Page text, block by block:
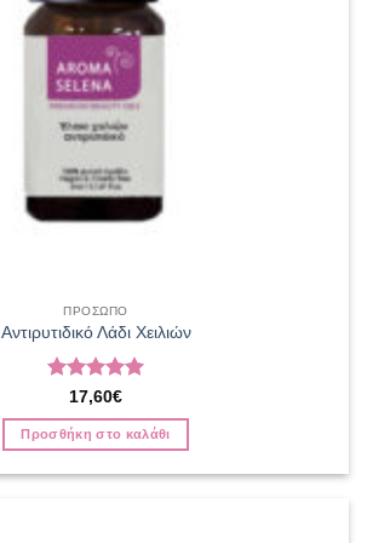
ΠΡΟΣΩΠΟ
Αντιρυτιδικό Λάδι Χειλιών
Βαθμολογήθηκε
με5από 5
17,60€
Προσθήκη στο καλάθι